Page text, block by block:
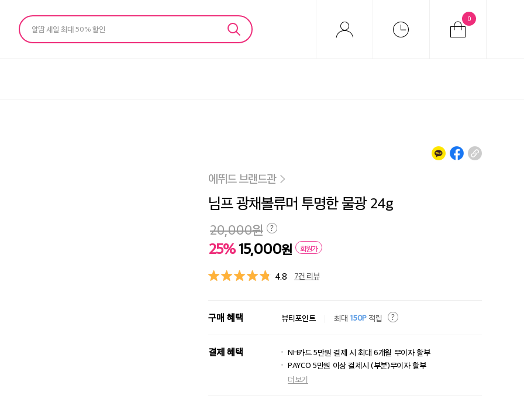
알땀 세일 최대 50% 할인
0
에뛰드 브랜드관
님프 광채볼류머 투명한 물광 24g
25% 15,000원 회원가
20,000원
4.8 7건 리뷰
구매 혜택 뷰티포인트 최대 150P적립
결제 혜택
NH카드 5만원 결제 시 최대 6개월 무이자 할부
PAYCO 5만원 이상 결제시 (부분)무이자 할부
더보기